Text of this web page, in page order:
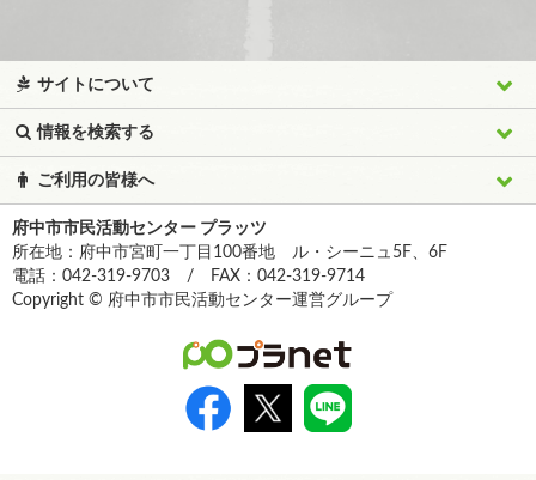
サイトについて
情報を検索する
ご利用の皆様へ
府中市市民活動センター プラッツ
所在地：府中市宮町一丁目100番地 ル・シーニュ5F、6F
電話：042-319-9703 / FAX：042-319-9714
Copyright © 府中市市民活動センター運営グループ